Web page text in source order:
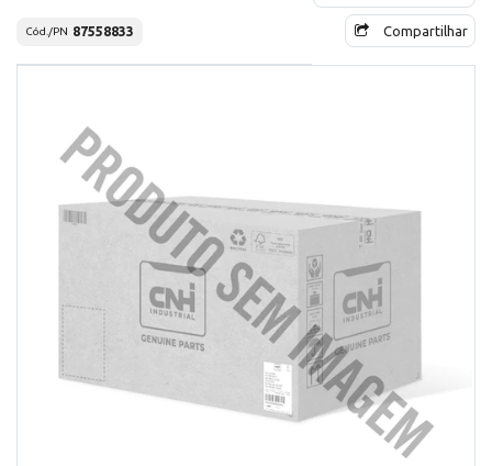
Cód./PN 87558833 Compartilhar